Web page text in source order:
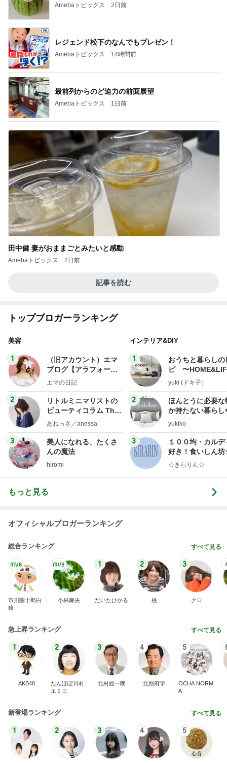
Amebaトピックス 2日前
レジェンド松下のなんでもプレゼン！
Amebaトピックス 14時間前
最前列からのど迫力の前面展望
Amebaトピックス 1日前
田中健 妻がおままごとみたいと感動
Amebaトピックス 2日前
記事を読む
トップブロガーランキング
美容
1
（旧アカウント）エマ
ブログ【アラフォー会
社売却セカンドライ
エマの日記
2
リトルミニマリストの
ビューティコラム The
little minimalist's bea
あねっさ／anessa
3
美人になれる、たくさ
んの魔法
hiromi
インテリア&DIY
1
おうちと暮らしの
ピ 〜
yuki (ドキ子）
2
ほんとうに必要な
か持たない暮ら
ep Life Simple◆
yukiko
3
１００均・カルデ
好き！食いしん
らりん☆のブログ
☆きらりん☆
もっと見る
オフィシャルブロガーランキング
総合ランキング すべて見る
市川團十郎白
猿
小林麻央
1
だいたひかる
2
桃
3
クロ
急上昇ランキング すべて見る
1
AKB48
2
たんぽぽ川村
エミコ
3
北村総一朗
4
北別府学
5
OCHA NORM
A
新登場ランキング すべて見る
1 2 3 4 5